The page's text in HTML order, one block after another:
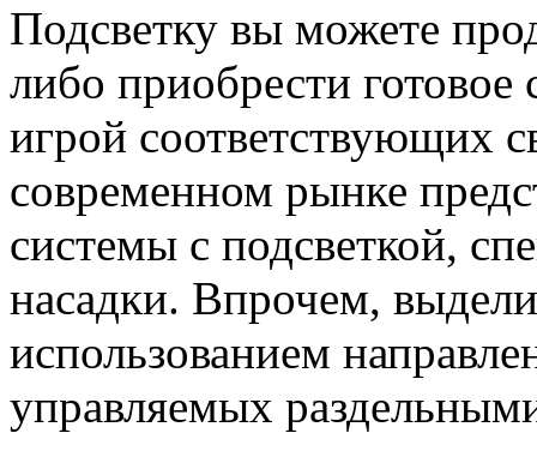
Подсветку вы можете
либо приобрести готовое
игрой соответствующих
современном рынке
системы с подсветкой,
насадки. Впрочем,
использованием
управляемых